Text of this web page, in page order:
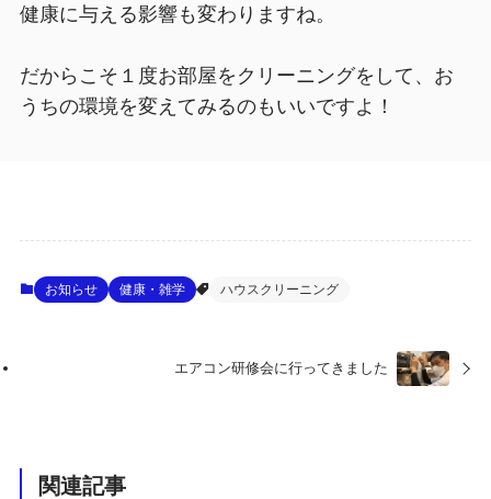
健康に与える影響も変わりますね。
だからこそ１度お部屋をクリーニングをして、お
うちの環境を変えてみるのもいいですよ！
お知らせ 健康・雑学 ハウスクリーニング
エアコン研修会に行ってきました
関連記事